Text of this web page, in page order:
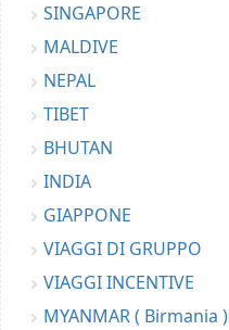
SINGAPORE
MALDIVE
NEPAL
TIBET
BHUTAN
INDIA
GIAPPONE
VIAGGI DI GRUPPO
VIAGGI INCENTIVE
MYANMAR ( Birmania )